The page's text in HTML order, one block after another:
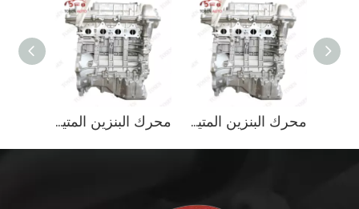
محرك البنزين المتين 1.8L لسيارات الدفع الرباعي Hyundai محرك البنزين المتين 1.8L لسيارات الدفع الرباعي Hyundai